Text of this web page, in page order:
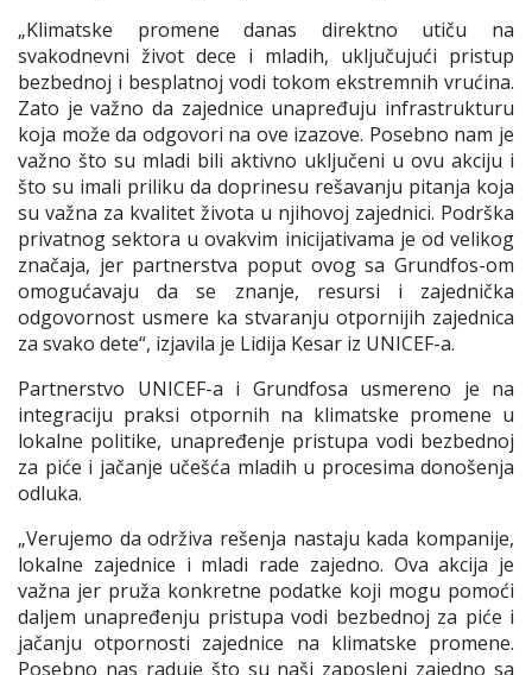
„Klimatske promene danas direktno utiču na
svakodnevni život dece i mladih, uključujući pristup
bezbednoj i besplatnoj vodi tokom ekstremnih vrućina.
Zato je važno da zajednice unapređuju infrastrukturu
koja može da odgovori na ove izazove. Posebno nam je
važno što su mladi bili aktivno uključeni u ovu akciju i
što su imali priliku da doprinesu rešavanju pitanja koja
su važna za kvalitet života u njihovoj zajednici. Podrška
privatnog sektora u ovakvim inicijativama je od velikog
značaja, jer partnerstva poput ovog sa Grundfos-om
omogućavaju da se znanje, resursi i zajednička
odgovornost usmere ka stvaranju otpornijih zajednica
za svako dete“, izjavila je Lidija Kesar iz UNICEF-a.
Partnerstvo UNICEF-a i Grundfosa usmereno je na
integraciju praksi otpornih na klimatske promene u
lokalne politike, unapređenje pristupa vodi bezbednoj
za piće i jačanje učešća mladih u procesima donošenja
odluka.
„Verujemo da održiva rešenja nastaju kada kompanije,
lokalne zajednice i mladi rade zajedno. Ova akcija je
važna jer pruža konkretne podatke koji mogu pomoći
daljem unapređenju pristupa vodi bezbednoj za piće i
jačanju otpornosti zajednice na klimatske promene.
Posebno nas raduje što su naši zaposleni zajedno sa